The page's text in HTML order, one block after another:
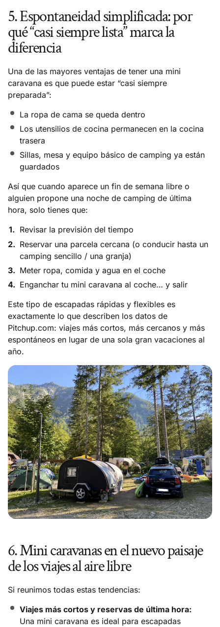
5. Espontaneidad simplificada: por
qué “casi siempre lista” marca la
diferencia
Una de las mayores ventajas de tener una mini
caravana es que puede estar “casi siempre
preparada”:
La ropa de cama se queda dentro
Los utensilios de cocina permanecen en la cocina
trasera
Sillas, mesa y equipo básico de camping ya están
guardados
Así que cuando aparece un fin de semana libre o
alguien propone una noche de camping de última
hora, solo tienes que:
Revisar la previsión del tiempo
Reservar una parcela cercana (o conducir hasta un
camping sencillo / una granja)
Meter ropa, comida y agua en el coche
Enganchar tu mini caravana al coche… y salir
Este tipo de escapadas rápidas y flexibles es
exactamente lo que describen los datos de
Pitchup.com: viajes más cortos, más cercanos y más
espontáneos en lugar de una sola gran vacaciones al
año.
6. Mini caravanas en el nuevo paisaje
de los viajes al aire libre
Si reunimos todas estas tendencias:
Viajes más cortos y reservas de última hora:
Una mini caravana es ideal para escapadas